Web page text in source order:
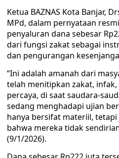
Ketua BAZNAS Kota Banjar,
MPd, dalam pernyataan
penyaluran dana sebesar
dari fungsi zakat sebagai
dan pengurangan
“Ini adalah amanah dari
telah menitipkan zakat, infak,
percaya, di saat saudara-
sedang menghadapi ujian
hanya bersifat materiil,
bahwa mereka tidak
(9/1/2026).